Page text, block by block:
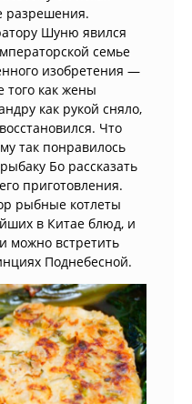
разрешения.
Шуню явился
семье
изобретения —
как жены
как рукой сняло,
Что
так понравилось
Бо рассказать
приготовления.
рыбные котлеты
в Китае блюд, и
можно встретить
Поднебесной.